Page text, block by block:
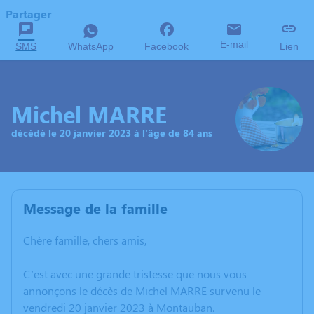
Partager
SMS WhatsApp Facebook E-mail Lien
Michel MARRE
décédé le 20 janvier 2023 à l'âge de 84 ans
Message de la famille
Chère famille, chers amis,
C’est avec une grande tristesse que nous vous
annonçons le décès de Michel MARRE survenu le
vendredi 20 janvier 2023 à Montauban.